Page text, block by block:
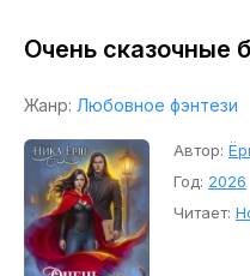
Очень сказочные
Жанр: Любовное фэнтези
Автор:
Год: 2026
Читает: